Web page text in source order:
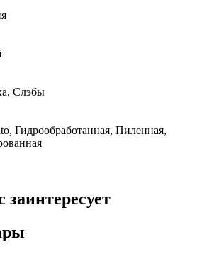
Слэбы
Гидрообработанная, Пиленная,